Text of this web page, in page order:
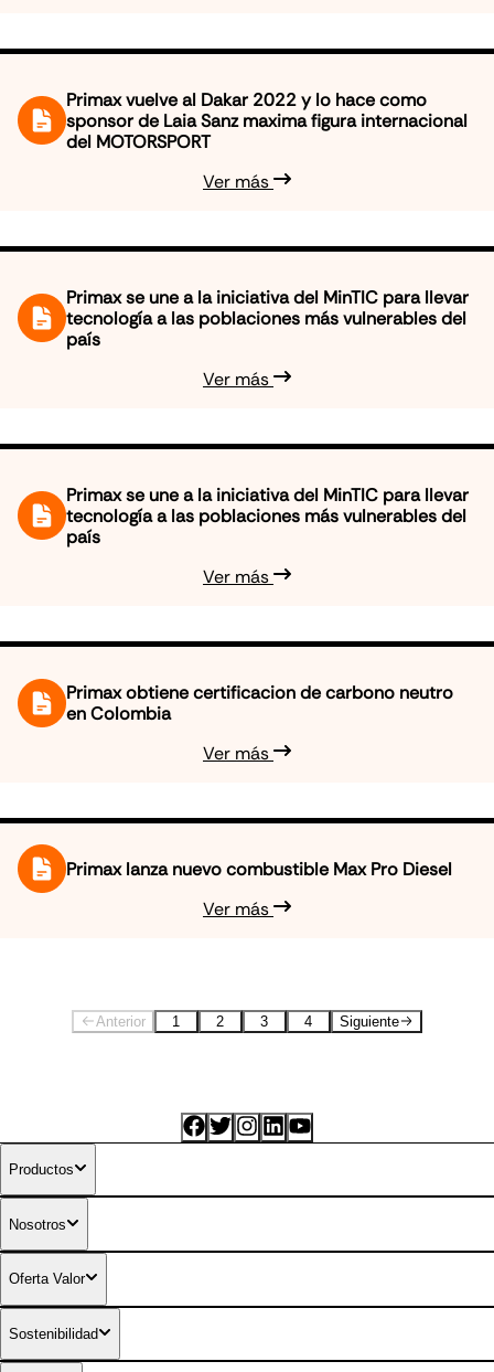
Primax vuelve al Dakar 2022 y lo hace como
sponsor de Laia Sanz maxima figura internacional
del MOTORSPORT
Ver más
Primax se une a la iniciativa del MinTIC para llevar
tecnología a las poblaciones más vulnerables del
país
Ver más
Primax se une a la iniciativa del MinTIC para llevar
tecnología a las poblaciones más vulnerables del
país
Ver más
Primax obtiene certificacion de carbono neutro
en Colombia
Ver más
Primax lanza nuevo combustible Max Pro Diesel
Ver más
Anterior 1 2 3 4 Siguiente
Productos
Combustibles diferenciados
Nosotros
Oferta Valor
Sostenibilidad